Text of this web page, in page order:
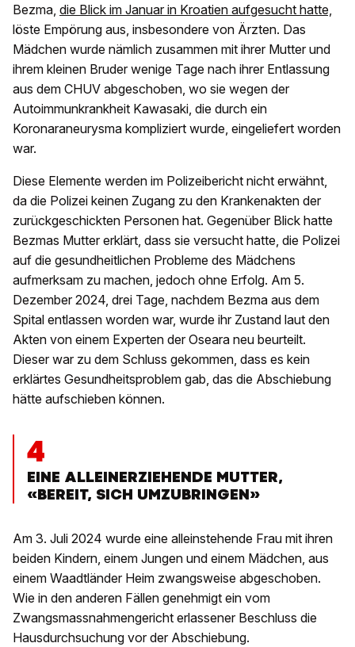
Bezma, die Blick im Januar in Kroatien aufgesucht hatte,
löste Empörung aus, insbesondere von Ärzten. Das
Mädchen wurde nämlich zusammen mit ihrer Mutter und
ihrem kleinen Bruder wenige Tage nach ihrer Entlassung
aus dem CHUV abgeschoben, wo sie wegen der
Autoimmunkrankheit Kawasaki, die durch ein
Koronaraneurysma kompliziert wurde, eingeliefert worden
war.
Diese Elemente werden im Polizeibericht nicht erwähnt,
da die Polizei keinen Zugang zu den Krankenakten der
zurückgeschickten Personen hat. Gegenüber Blick hatte
Bezmas Mutter erklärt, dass sie versucht hatte, die Polizei
auf die gesundheitlichen Probleme des Mädchens
aufmerksam zu machen, jedoch ohne Erfolg. Am 5.
Dezember 2024, drei Tage, nachdem Bezma aus dem
Spital entlassen worden war, wurde ihr Zustand laut den
Akten von einem Experten der Oseara neu beurteilt.
Dieser war zu dem Schluss gekommen, dass es kein
erklärtes Gesundheitsproblem gab, das die Abschiebung
hätte aufschieben können.
4
EINE ALLEINERZIEHENDE MUTTER,
«BEREIT, SICH UMZUBRINGEN»
Am 3. Juli 2024 wurde eine alleinstehende Frau mit ihren
beiden Kindern, einem Jungen und einem Mädchen, aus
einem Waadtländer Heim zwangsweise abgeschoben.
Wie in den anderen Fällen genehmigt ein vom
Zwangsmassnahmengericht erlassener Beschluss die
Hausdurchsuchung vor der Abschiebung.